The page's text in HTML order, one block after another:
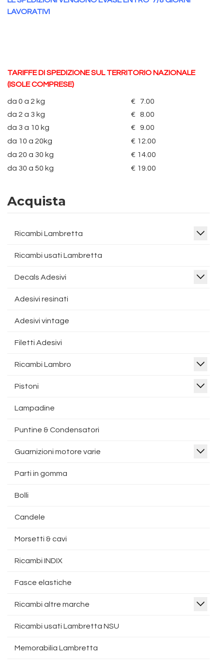
LAVORATIVI
TARIFFE DI SPEDIZIONE SUL TERRITORIO NAZIONALE
(ISOLE COMPRESE)
da 0 a 2 kg
€ 7.00
da 2 a 3 kg
€ 8.00
da 3 a 10 kg
€ 9.00
da 10 a 20kg
€ 12.00
da 20 a 30 kg
€ 14.00
da 30 a 50 kg
€ 19.00
Acquista
Ricambi Lambretta
Ricambi usati Lambretta
Decals Adesivi
Adesivi resinati
Adesivi vintage
Filetti Adesivi
Ricambi Lambro
Pistoni
Lampadine
Puntine & Condensatori
Guarnizioni motore varie
Parti in gomma
Bolli
Candele
Morsetti & cavi
Ricambi INDIX
Fasce elastiche
Ricambi altre marche
Ricambi usati Lambretta NSU
Memorabilia Lambretta